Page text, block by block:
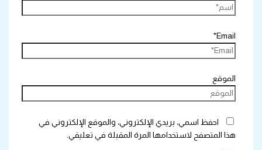
Email*
الموقع
احفظ اسمي، بريدي الإلكتروني، والموقع الإلكتروني في
هذا المتصفح لاستخدامها المرة المقبلة في تعليقي.